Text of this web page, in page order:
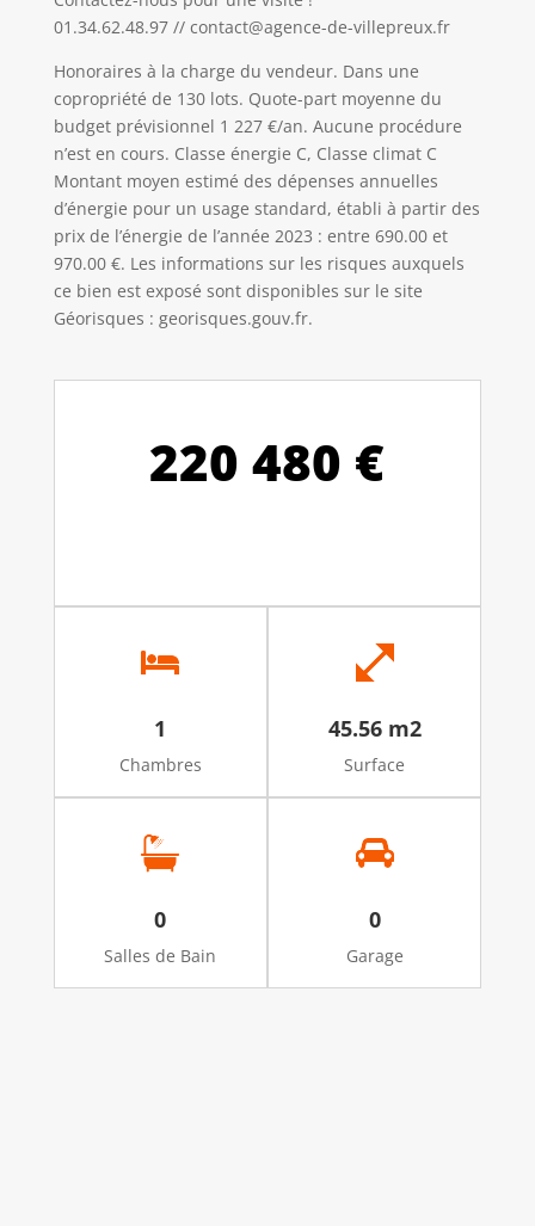
01.34.62.48.97 // contact@agence-de-villepreux.fr
Honoraires à la charge du vendeur. Dans une
copropriété de 130 lots. Quote-part moyenne du
budget prévisionnel 1 227 €/an. Aucune procédure
n’est en cours. Classe énergie C, Classe climat C
Montant moyen estimé des dépenses annuelles
d’énergie pour un usage standard, établi à partir des
prix de l’énergie de l’année 2023 : entre 690.00 et
970.00 €. Les informations sur les risques auxquels
ce bien est exposé sont disponibles sur le site
Géorisques : georisques.gouv.fr.
220 480 €
1
Chambres
0
Salles de Bain
45.56 m2
Surface
0
Garage